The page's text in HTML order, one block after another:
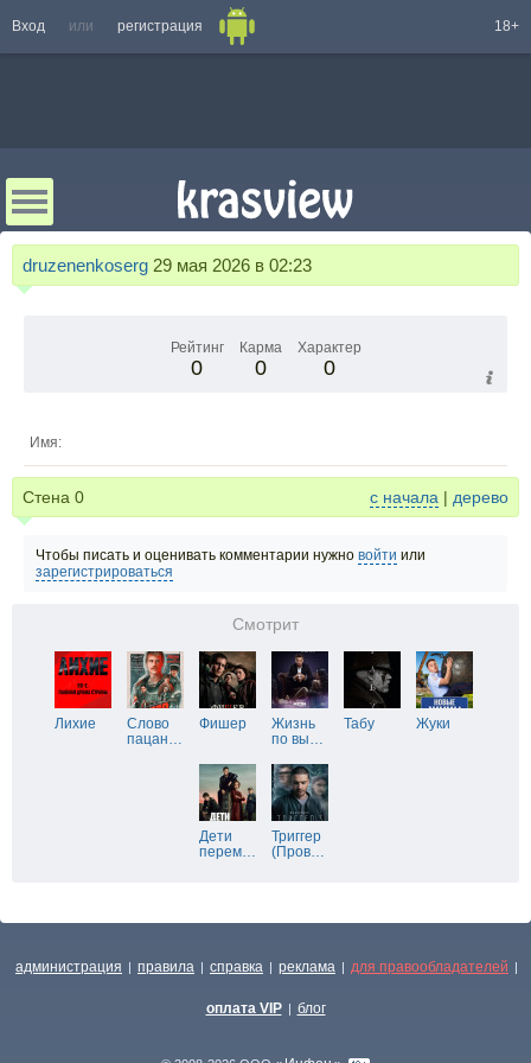
Вход или регистрация 18+
druzenenkoserg 29 мая 2026 в 02:23
Рейтинг
0
Карма
0
Характер
0
Имя:
Стена 0 с начала | дерево
Чтобы писать и оценивать комментарии нужно войти или
зарегистрироваться
Смотрит
Лихие
Слово
пацан…
Фишер
Жизнь
по вы…
Табу Жуки
Дети
перем…
Триггер
(Пров…
администрация | правила | справка | реклама | для правообладателей |
оплата VIP | блог